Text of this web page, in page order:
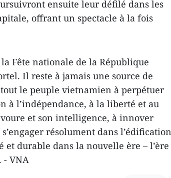
ensuite leur défilé dans les
offrant un spectacle à la fois
Fête nationale de la République
Il reste à jamais une source de
le peuple vietnamien à perpétuer
à l’indépendance, à la liberté et au
et son intelligence, à innover
résolument dans l’édification
durable dans la nouvelle ère – l’ère
- VNA